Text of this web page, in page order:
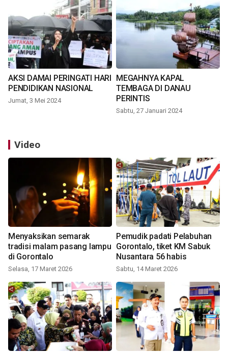
AKSI DAMAI PERINGATI HARI
PENDIDIKAN NASIONAL
Jumat, 3 Mei 2024
MEGAHNYA KAPAL
TEMBAGA DI DANAU
PERINTIS
Sabtu, 27 Januari 2024
Video
Menyaksikan semarak
tradisi malam pasang lampu
di Gorontalo
Selasa, 17 Maret 2026
Pemudik padati Pelabuhan
Gorontalo, tiket KM Sabuk
Nusantara 56 habis
Sabtu, 14 Maret 2026